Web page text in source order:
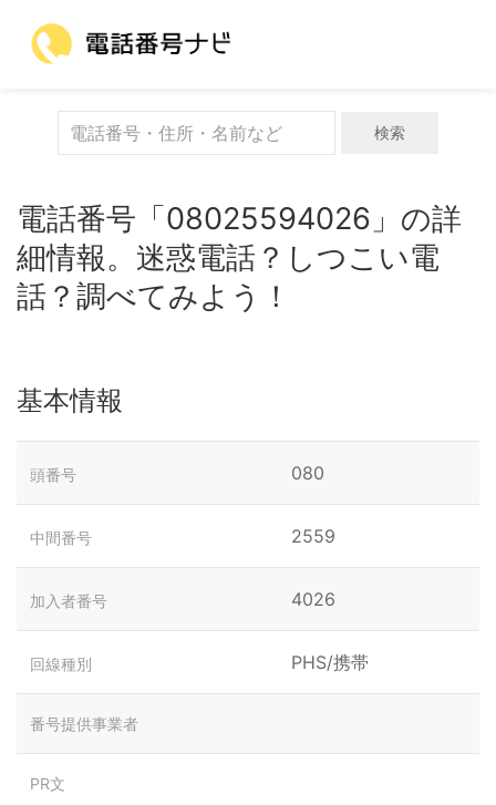
検索
電話番号「08025594026」の詳
細情報。迷惑電話？しつこい電
話？調べてみよう！
基本情報
頭番号 080
中間番号 2559
加入者番号 4026
回線種別 PHS/携帯
番号提供事業者
PR文